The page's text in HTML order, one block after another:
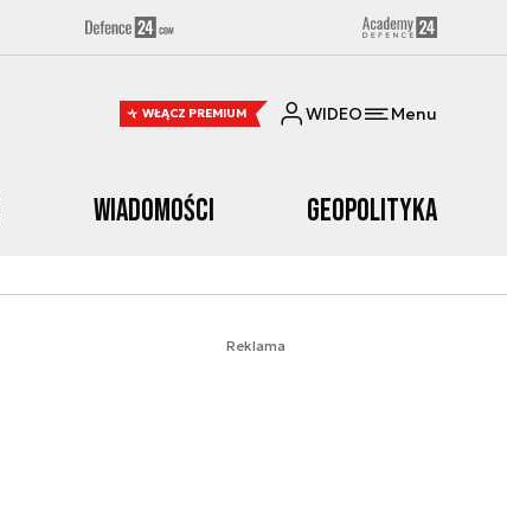
WŁĄCZ PREMIUM WIDEO Menu
Wiadomości Geopolityka
Reklama